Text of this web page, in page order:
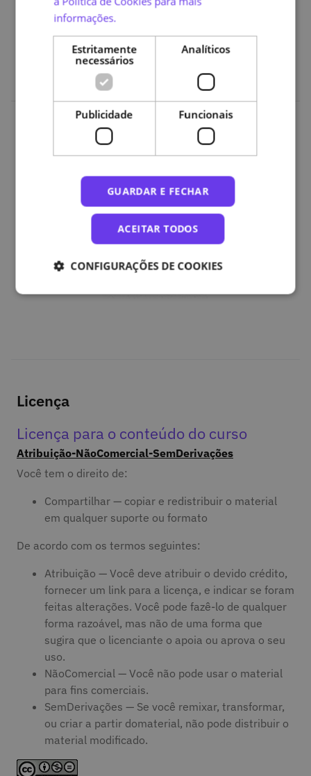
Módulo 2: Boas práticas para minimização dos riscos
Módulo 3: Referências
Módulo 4: Avaliação
Organizações
Licença
Licença para o conteúdo do curso
Atribuição-NãoComercial-SemDerivações
Você tem o direito de:
Compartilhar — copiar e redistribuir o material
em qualquer suporte ou formato
De acordo com os termos seguintes:
Atribuição — Você deve atribuir o devido crédito,
fornecer um link para a licença, e indicar se foram
feitas alterações. Você pode fazê-lo de qualquer
forma razoável, mas não de uma forma que
sugira que o licenciante o apoia ou aprova o seu
uso.
NãoComercial — Você não pode usar o material
para fins comerciais.
SemDerivações — Se você remixar, transformar,
ou criar a partir domaterial, não pode distribuir o
material modificado.
informações.
Estritamente
necessários
Analíticos
Publicidade Funcionais
GUARDAR E FECHAR
ACEITAR TODOS
CONFIGURAÇÕES DE COOKIES